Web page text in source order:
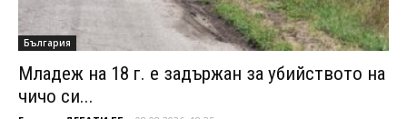
България
Младеж на 18 г. е задържан за убийството на
чичо си...